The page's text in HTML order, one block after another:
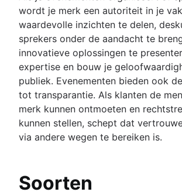
wordt je merk een autoriteit in je
waardevolle inzichten te delen,
sprekers onder de aandacht te
innovatieve oplossingen te
expertise en bouw je
publiek. Evenementen bieden ook
tot transparantie. Als klanten de
merk kunnen ontmoeten en
kunnen stellen, schept dat
via andere wegen te bereiken is.
Soorten